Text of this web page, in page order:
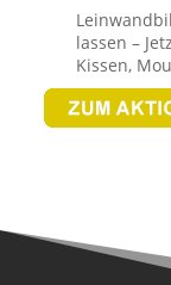
lassen –
Kissen,